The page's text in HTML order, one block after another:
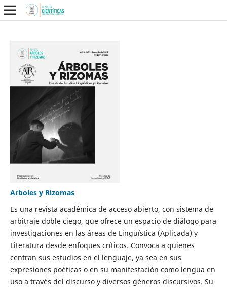
Arboles y Rizomas
Es una revista académica de acceso abierto, con sistema de
arbitraje doble ciego, que ofrece un espacio de diálogo para
investigaciones en las áreas de Lingüística (Aplicada) y
Literatura desde enfoques críticos. Convoca a quienes
centran sus estudios en el lenguaje, ya sea en sus
expresiones poéticas o en su manifestación como lengua en
uso a través del discurso y diversos géneros discursivos. Su